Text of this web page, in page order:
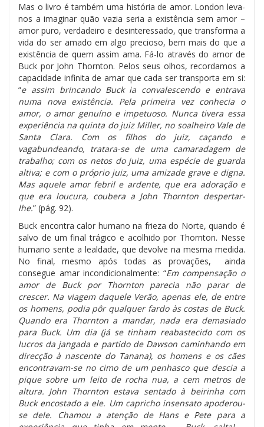
Mas o livro é também uma história de amor. London leva-
nos a imaginar quão vazia seria a existência sem amor –
amor puro, verdadeiro e desinteressado, que transforma a
vida do ser amado em algo precioso, bem mais do que a
existência de quem assim ama. Fá-lo através do amor de
Buck por John Thornton. Pelos seus olhos, recordamos a
capacidade infinita de amar que cada ser transporta em si:
“e assim brincando Buck ia convalescendo e entrava
numa nova existência. Pela primeira vez conhecia o
amor, o amor genuíno e impetuoso. Nunca tivera essa
experiência na quinta do juiz Miller, no soalheiro Vale de
Santa Clara. Com os filhos do juiz, caçando e
vagabundeando, tratara-se de uma camaradagem de
trabalho; com os netos do juiz, uma espécie de guarda
altiva; e com o próprio juiz, uma amizade grave e digna.
Mas aquele amor febril e ardente, que era adoração e
que era loucura, coubera a John Thornton despertar-
lhe.” (pág. 92).
Buck encontra calor humano na frieza do Norte, quando é
salvo de um final trágico e acolhido por Thornton. Nesse
humano sente a lealdade, que devolve na mesma medida.
No final, mesmo após todas as provações, ainda
consegue amar incondicionalmente: “Em compensação o
amor de Buck por Thornton parecia não parar de
crescer. Na viagem daquele Verão, apenas ele, de entre
os homens, podia pôr qualquer fardo às costas de Buck.
Quando era Thornton a mandar, nada era demasiado
para Buck. Um dia (já se tinham reabastecido com os
lucros da jangada e partido de Dawson caminhando em
direcção à nascente do Tanana), os homens e os cães
encontravam-se no cimo de um penhasco que descia a
pique sobre um leito de rocha nua, a cem metros de
altura. John Thornton estava sentado à beirinha com
Buck encostado a ele. Um capricho insensato apoderou-
se dele. Chamou a atenção de Hans e Pete para a